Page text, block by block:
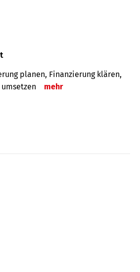
planen, Finanzierung klären,
mehr